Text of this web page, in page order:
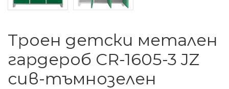
Троен детски метален
гардероб CR-1605-3 JZ
сив-тъмнозелен